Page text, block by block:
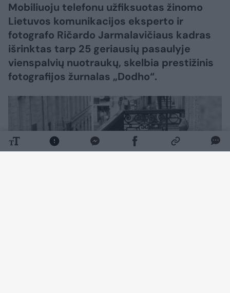
Mobiliuoju telefonu užfiksuotas žinomo
Lietuvos komunikacijos eksperto ir
fotografo Ričardo Jarmalavičiaus kadras
išrinktas tarp 25 geriausių pasaulyje
vienspalvių nuotraukų, skelbia prestižinis
fotografijos žurnalas „Dodho“.